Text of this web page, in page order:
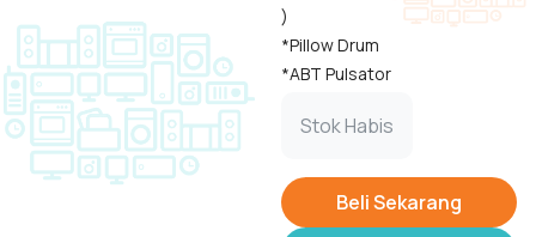
)
*Pillow Drum
*ABT Pulsator
*Quick Wash
* Tub Clean
Stok Habis
Beli Sekarang